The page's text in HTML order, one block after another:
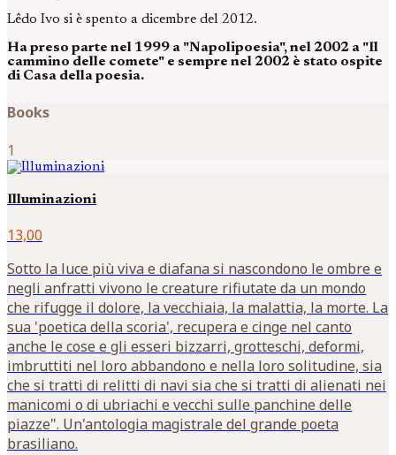
Lêdo Ivo si è spento a dicembre del 2012.
Ha preso parte nel 1999 a "Napolipoesia", nel 2002 a "Il
cammino delle comete" e sempre nel 2002 è stato ospite
di Casa della poesia.
Books
1
Illuminazioni
13,00
Sotto la luce più viva e diafana si nascondono le ombre e
negli anfratti vivono le creature rifiutate da un mondo
che rifugge il dolore, la vecchiaia, la malattia, la morte. La
sua 'poetica della scoria', recupera e cinge nel canto
anche le cose e gli esseri bizzarri, grotteschi, deformi,
imbruttiti nel loro abbandono e nella loro solitudine, sia
che si tratti di relitti di navi sia che si tratti di alienati nei
manicomi o di ubriachi e vecchi sulle panchine delle
piazze". Un'antologia magistrale del grande poeta
brasiliano.